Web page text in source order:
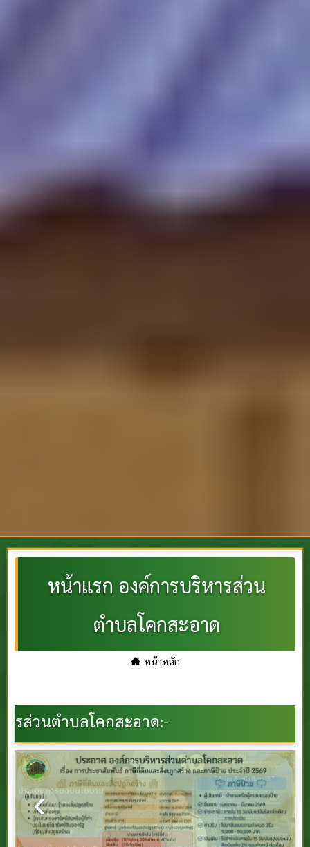
หน้าแรก องค์การบริหารส่วน
ตำบลโคกสะอาด
หน้าหลัก
ะอาด:-